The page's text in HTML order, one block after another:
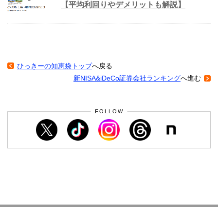
【平均利回りやデメリットも解説】
ひっきーの知恵袋トップへ戻る
新NISA&iDeCo証券会社ランキングへ進む
FOLLOW